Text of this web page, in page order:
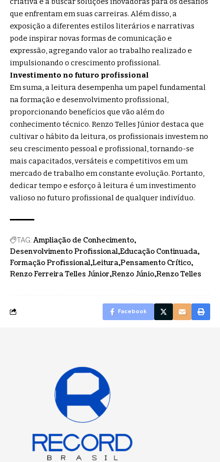
que enfrentam em suas carreiras. Além disso, a
exposição a diferentes estilos literários e narrativas
pode inspirar novas formas de comunicação e
expressão, agregando valor ao trabalho realizado e
impulsionando o crescimento profissional.
Investimento no futuro profissional
Em suma, a leitura desempenha um papel fundamental
na formação e desenvolvimento profissional,
proporcionando benefícios que vão além do
conhecimento técnico. Renzo Telles Júnior destaca que
cultivar o hábito da leitura, os profissionais investem no
seu crescimento pessoal e profissional, tornando-se
mais capacitados, versáteis e competitivos em um
mercado de trabalho em constante evolução. Portanto,
dedicar tempo e esforço à leitura é um investimento
valioso no futuro profissional de qualquer indivíduo.
TAG: Ampliação de Conhecimento
Desenvolvimento Profissional Educação Continuada
Formação Profissional Leitura Pensamento Crítico
Renzo Ferreira Telles Júnior Renzo Júnio Renzo Telles
Facebook